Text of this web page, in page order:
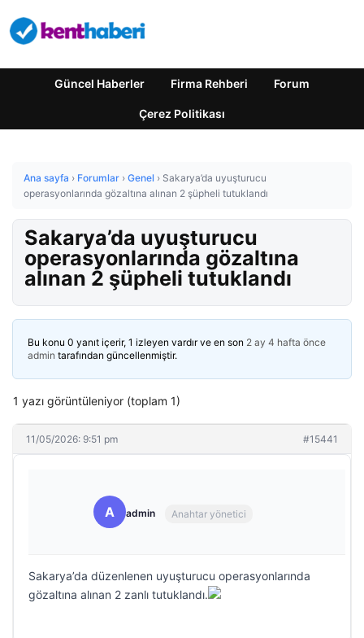
Güncel Haberler Firma Rehberi Forum
Çerez Politikası
Ana sayfa › Forumlar › Genel › Sakarya’da uyuşturucu
operasyonlarında gözaltına alınan 2 şüpheli tutuklandı
Sakarya’da uyuşturucu
operasyonlarında gözaltına
alınan 2 şüpheli tutuklandı
Bu konu 0 yanıt içerir, 1 izleyen vardır ve en son 2 ay 4 hafta önce
admin tarafından güncellenmiştir.
1 yazı görüntüleniyor (toplam 1)
11/05/2026: 9:51 pm #15441
A admin Anahtar yönetici
Sakarya’da düzenlenen uyuşturucu operasyonlarında
gözaltına alınan 2 zanlı tutuklandı.